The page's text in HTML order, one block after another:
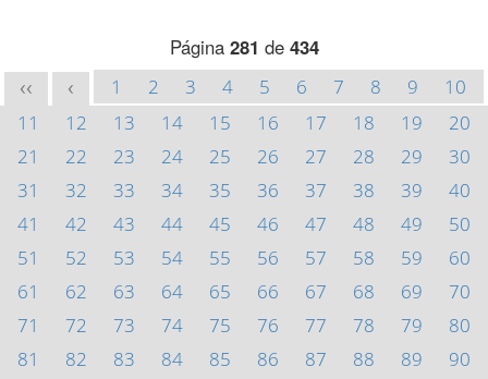
Página 281 de 434
<< < 1 2 3 4 5 6 7 8 9
10
11
12 13 14 15 16 17 18 19
20
21
22 23 24 25 26 27 28 29
30
31
32 33 34 35 36 37 38 39
40
41
42 43 44 45 46 47 48 49
50
51
52 53 54 55 56 57 58 59
60
61
62 63 64 65 66 67 68 69
70
71
72 73 74 75 76 77 78 79
80
81
82 83 84 85 86 87 88 89
90